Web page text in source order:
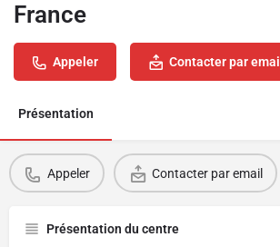
France
Appeler Contacter par email
Présentation
Appeler Contacter par email
Présentation du centre